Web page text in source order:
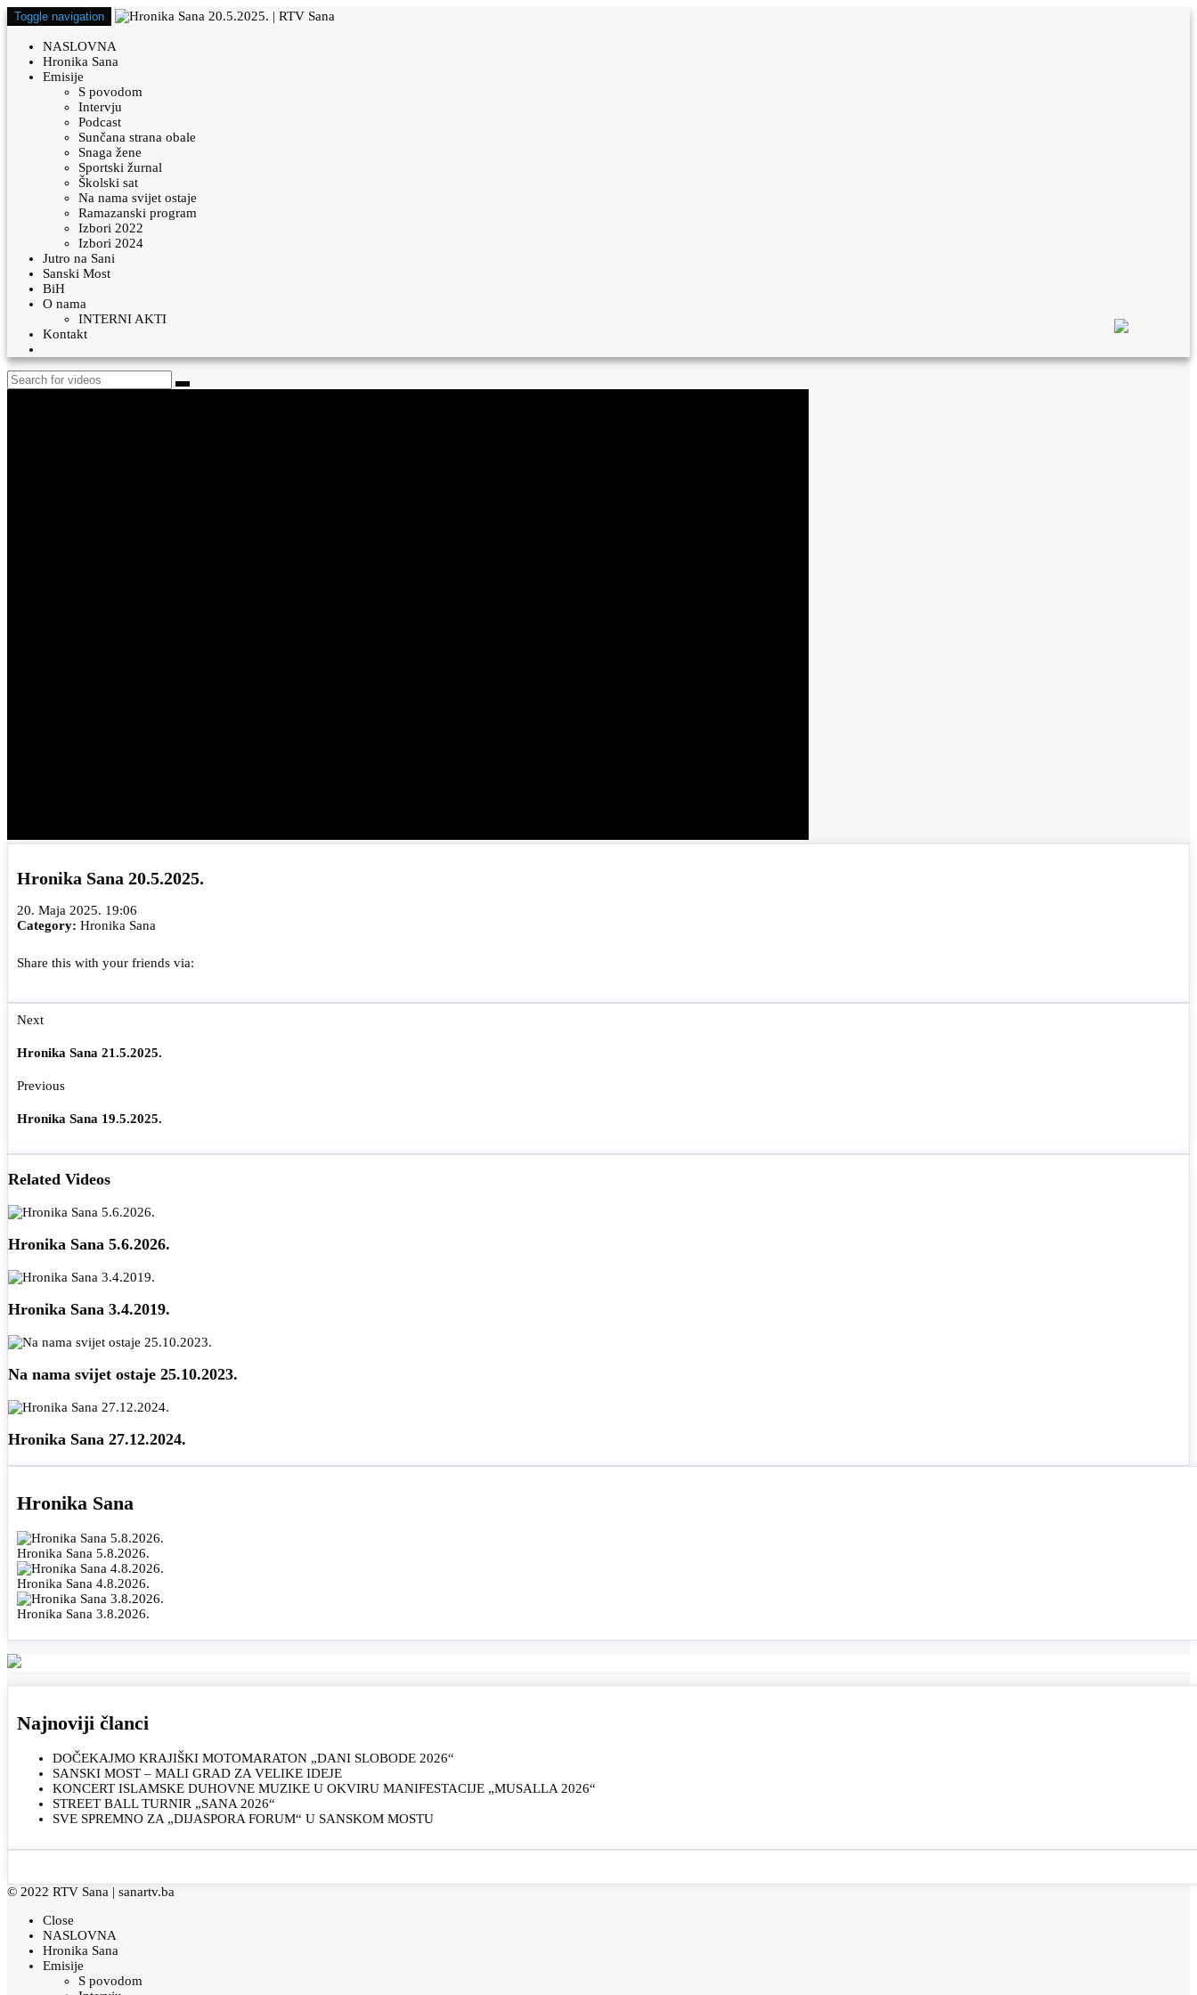
Toggle navigation
NASLOVNA
Hronika Sana
Emisije
S povodom
Intervju
Podcast
Sunčana strana obale
Snaga žene
Sportski žurnal
Školski sat
Na nama svijet ostaje
Ramazanski program
Izbori 2022
Izbori 2024
Jutro na Sani
Sanski Most
BiH
O nama
INTERNI AKTI
Kontakt
Hronika Sana 20.5.2025.
20. Maja 2025. 19:06
Category: Hronika Sana
Share this with your friends via:
Next
Hronika Sana 21.5.2025.
Previous
Hronika Sana 19.5.2025.
Related Videos
Hronika Sana 5.6.2026.
Hronika Sana 3.4.2019.
Na nama svijet ostaje 25.10.2023.
Hronika Sana 27.12.2024.
Hronika Sana
Hronika Sana 5.8.2026.
Hronika Sana 4.8.2026.
Hronika Sana 3.8.2026.
Najnoviji članci
DOČEKAJMO KRAJIŠKI MOTOMARATON „DANI SLOBODE 2026“
SANSKI MOST – MALI GRAD ZA VELIKE IDEJE
KONCERT ISLAMSKE DUHOVNE MUZIKE U OKVIRU MANIFESTACIJE „MUSALLA 2026“
STREET BALL TURNIR „SANA 2026“
SVE SPREMNO ZA „DIJASPORA FORUM“ U SANSKOM MOSTU
© 2022 RTV Sana | sanartv.ba
Close
NASLOVNA
Hronika Sana
Emisije
S povodom